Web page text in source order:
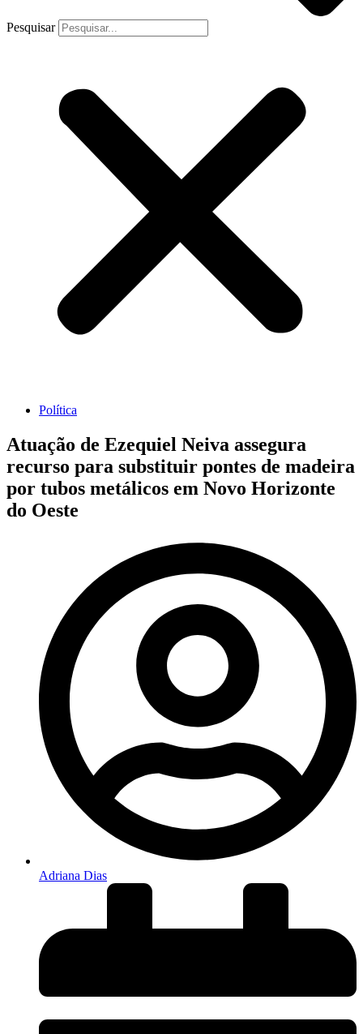
Pesquisar
Política
Atuação de Ezequiel Neiva assegura
recurso para substituir pontes de madeira
por tubos metálicos em Novo Horizonte
do Oeste
Adriana Dias